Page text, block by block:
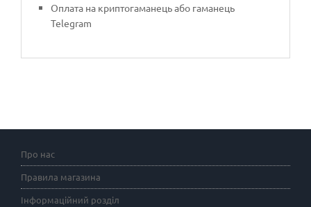
Оплата на криптогаманець або гаманець
Telegram
Про нас
Правила магазина
Інформаційний розділ